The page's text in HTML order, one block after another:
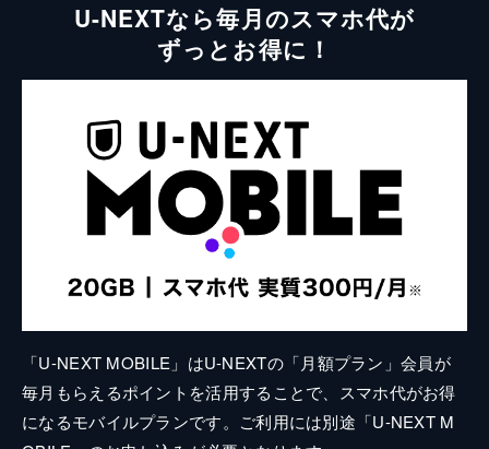
U-NEXTなら毎月のスマホ代が
ずっとお得に！
「U-NEXT MOBILE」はU-NEXTの「月額プラン」会員が
毎月もらえるポイントを活用することで、スマホ代がお得
になるモバイルプランです。ご利用には別途「U-NEXT M